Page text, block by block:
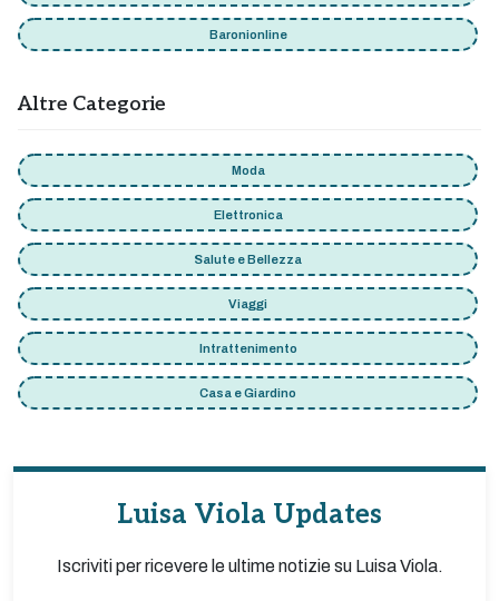
Baronionline
Altre Categorie
Moda
Elettronica
Salute e Bellezza
Viaggi
Intrattenimento
Casa e Giardino
Luisa Viola Updates
Iscriviti per ricevere le ultime notizie su Luisa Viola.